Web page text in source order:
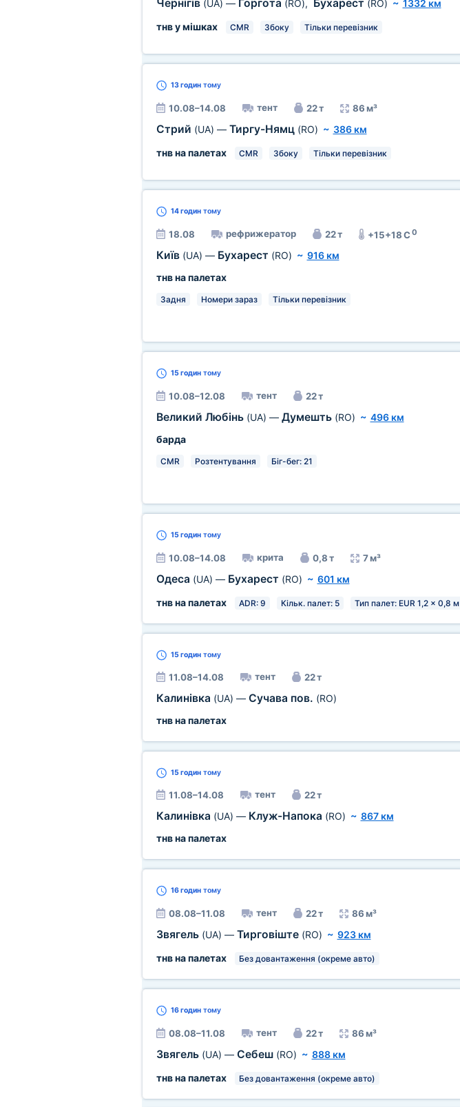
Чернігів (UA) — Горгота (RO), Бухарест (RO) ~ 1332 км
тнв у мішках
CMR Збоку Тільки перевізник
13 годинтому
10.08–14.08 тент 22 т 86 м³
Стрий (UA) — Тиргу-Нямц (RO) ~ 386 км
тнв на палетах
CMR Збоку Тільки перевізник
14 годинтому
18.08 рефрижератор 22 т +15+18 C0
Київ (UA) — Бухарест (RO) ~ 916 км
тнв на палетах
Задня Номери зараз Тільки перевізник
15 годинтому
10.08–12.08 тент 22 т
Великий Любінь (UA) — Думешть (RO) ~ 496 км
барда
CMR Розтентування Біг-бег: 21
15 годинтому
10.08–14.08 крита 0,8 т 7 м³
Одеса (UA) — Бухарест (RO) ~ 601 км
тнв на палетах
ADR: 9 Кільк. палет: 5 Тип палет: EUR 1,2 x 0,8 м
15 годинтому
11.08–14.08 тент 22 т
Калинівка (UA) — Сучава пов. (RO)
тнв на палетах
15 годинтому
11.08–14.08 тент 22 т
Калинівка (UA) — Клуж-Напока (RO) ~ 867 км
тнв на палетах
16 годинтому
08.08–11.08 тент 22 т 86 м³
Звягель (UA) — Тирговіште (RO) ~ 923 км
тнв на палетах
Без довантаження (окреме авто)
16 годинтому
08.08–11.08 тент 22 т 86 м³
Звягель (UA) — Себеш (RO) ~ 888 км
тнв на палетах
Без довантаження (окреме авто)